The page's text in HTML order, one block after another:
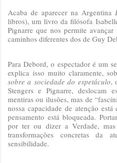
Acaba de aparecer na Argentina
libros), um livro da filósofa
Pignarre que nos permite avançar
caminhos diferentes dos de Guy
Para Debord, o espectador é um
explica isso muito claramente,
sobre a sociedade do espetáculo,
Stengers e Pignarre, deslocam
mentiras ou ilusões, mas de
nossa capacidade de atenção
pensamento está bloqueada.
por ter ou dizer a Verdade, mas
transformações concretas da
sensibilidade.